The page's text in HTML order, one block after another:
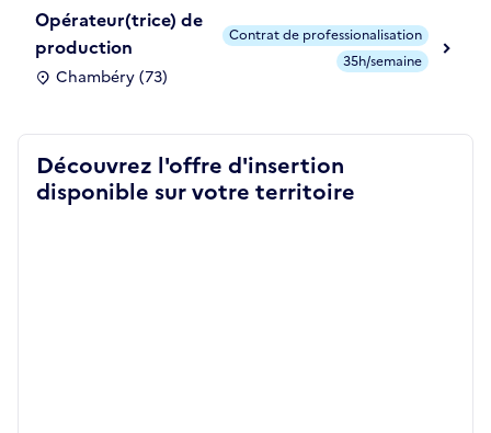
Opérateur(trice) de
production
Chambéry (73)
Contrat de professionalisation
35h/semaine
Découvrez l'offre d'insertion
disponible sur votre territoire